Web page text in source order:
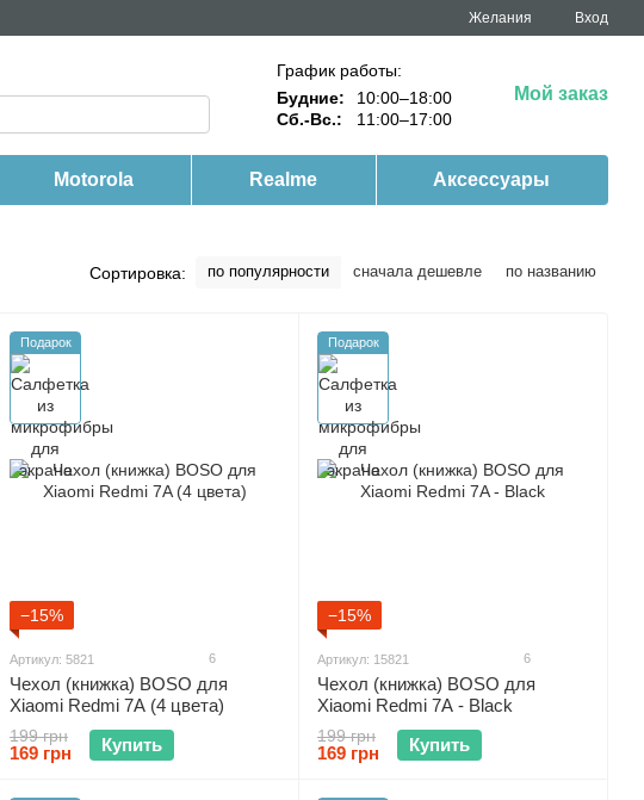
Желания Вход
График работы:
Будние:
10:00–18:00
Сб.-Вс.:
11:00–17:00
Мой заказ
Motorola Realme Аксессуары
Сортировка: по популярности сначала дешевле по названию
Подарок
−15%
Артикул: 5821 6
Чехол (книжка) BOSO для
Xiaomi Redmi 7A (4 цвета)
199 грн
169 грн Купить
Подарок
−15%
Артикул: 15821 6
Чехол (книжка) BOSO для
Xiaomi Redmi 7A - Black
199 грн
169 грн Купить